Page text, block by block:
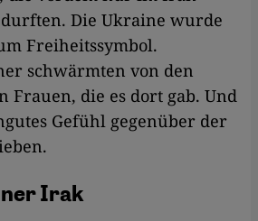
Die Ukraine wurde
Freiheitssymbol.
schwärmten von den
Frauen, die es dort gab. Und
Gefühl gegenüber der
Irak